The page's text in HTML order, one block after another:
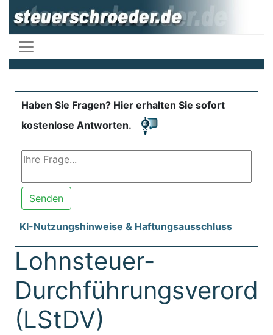
Haben Sie Fragen? Hier erhalten Sie sofort
kostenlose Antworten.
Senden
KI-Nutzungshinweise & Haftungsausschluss
Lohnsteuer-
(LStDV)